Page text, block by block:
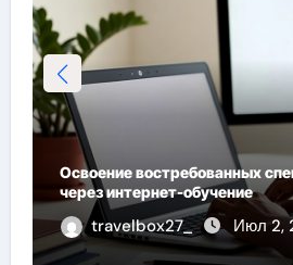
востребованных специальностей
интернет-обучение
Июл 2, 2026